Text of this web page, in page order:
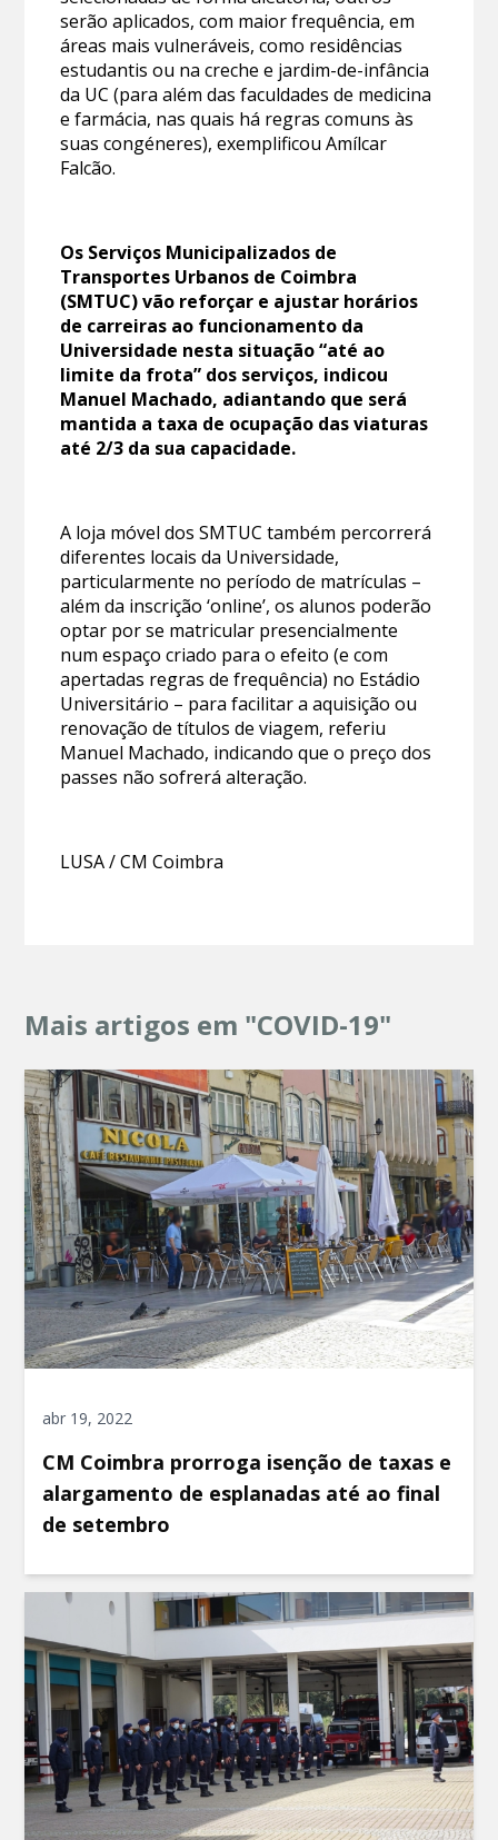
serão aplicados, com maior frequência, em
áreas mais vulneráveis, como residências
estudantis ou na creche e jardim-de-infância
da UC (para além das faculdades de medicina
e farmácia, nas quais há regras comuns às
suas congéneres), exemplificou Amílcar
Falcão.
Os Serviços Municipalizados de
Transportes Urbanos de Coimbra
(SMTUC) vão reforçar e ajustar horários
de carreiras ao funcionamento da
Universidade nesta situação “até ao
limite da frota” dos serviços, indicou
Manuel Machado, adiantando que será
mantida a taxa de ocupação das viaturas
até 2/3 da sua capacidade.
A loja móvel dos SMTUC também percorrerá
diferentes locais da Universidade,
particularmente no período de matrículas –
além da inscrição ‘online’, os alunos poderão
optar por se matricular presencialmente
num espaço criado para o efeito (e com
apertadas regras de frequência) no Estádio
Universitário – para facilitar a aquisição ou
renovação de títulos de viagem, referiu
Manuel Machado, indicando que o preço dos
passes não sofrerá alteração.
LUSA / CM Coimbra
Mais artigos em "COVID-19"
abr 19, 2022
CM Coimbra prorroga isenção de taxas e
alargamento de esplanadas até ao final
de setembro